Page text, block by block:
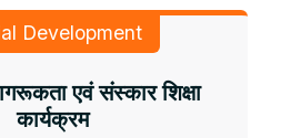
Development
एवं संस्कार शिक्षा
कार्यक्रम